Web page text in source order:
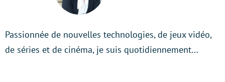
Passionnée de nouvelles technologies, de jeux vidéo,
de séries et de cinéma, je suis quotidiennement…